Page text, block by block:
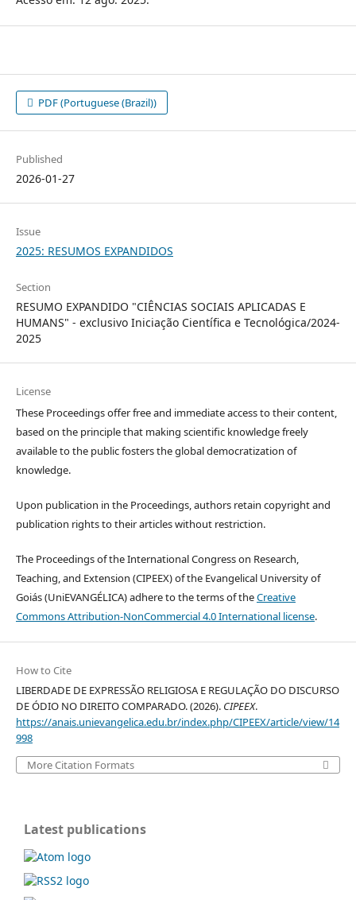
PDF (Portuguese (Brazil))
Published
2026-01-27
Issue
2025: RESUMOS EXPANDIDOS
Section
RESUMO EXPANDIDO "CIÊNCIAS SOCIAIS APLICADAS E
HUMANS" - exclusivo Iniciação Científica e Tecnológica/2024-
2025
License
These Proceedings offer free and immediate access to their content,
based on the principle that making scientific knowledge freely
available to the public fosters the global democratization of
knowledge.
Upon publication in the Proceedings, authors retain copyright and
publication rights to their articles without restriction.
The Proceedings of the International Congress on Research,
Teaching, and Extension (CIPEEX) of the Evangelical University of
Goiás (UniEVANGÉLICA) adhere to the terms of theCreative
Commons Attribution-NonCommercial 4.0 International license.
How to Cite
LIBERDADE DE EXPRESSÃO RELIGIOSA E REGULAÇÃO DO DISCURSO
DE ÓDIO NO DIREITO COMPARADO. (2026). CIPEEX.
https://anais.unievangelica.edu.br/index.php/CIPEEX/article/view/14
998
More Citation Formats
Latest publications